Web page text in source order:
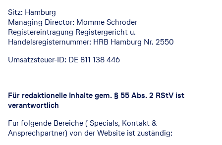
Sitz: Hamburg
Managing Director: Momme Schröder
Registereintragung Registergericht u.
Handelsregisternummer: HRB Hamburg Nr. 2550
Umsatzsteuer-ID: DE 811 138 446
Für redaktionelle Inhalte gem. § 55 Abs. 2 RStV ist
verantwortlich
Für folgende Bereiche ( Specials, Kontakt &
Ansprechpartner) von der Website ist zuständig: